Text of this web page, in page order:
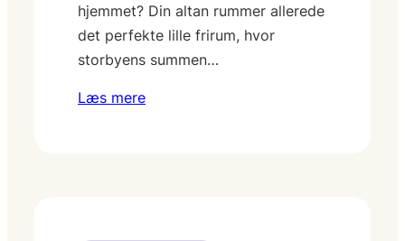
hjemmet? Din altan rummer allerede
det perfekte lille frirum, hvor
storbyens summen…
Læs mere